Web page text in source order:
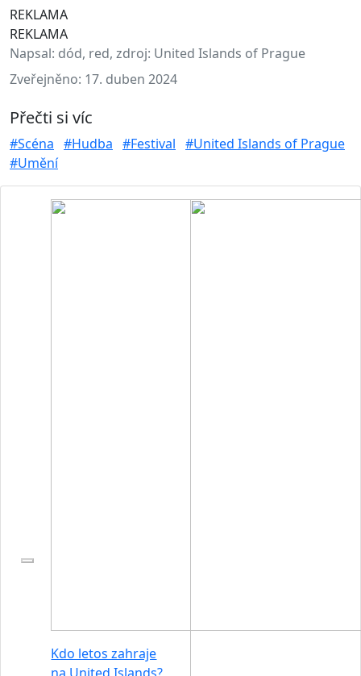
REKLAMA
REKLAMA
Napsal: dód, red, zdroj: United Islands of Prague
Zveřejněno: 17. duben 2024
Přečti si víc
#Scéna #Hudba #Festival #United Islands of Prague
#Umění
Kdo letos zahraje